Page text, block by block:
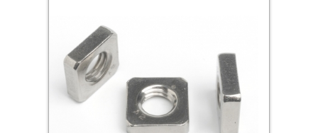
Заклепки (Гайки-Заклепки)